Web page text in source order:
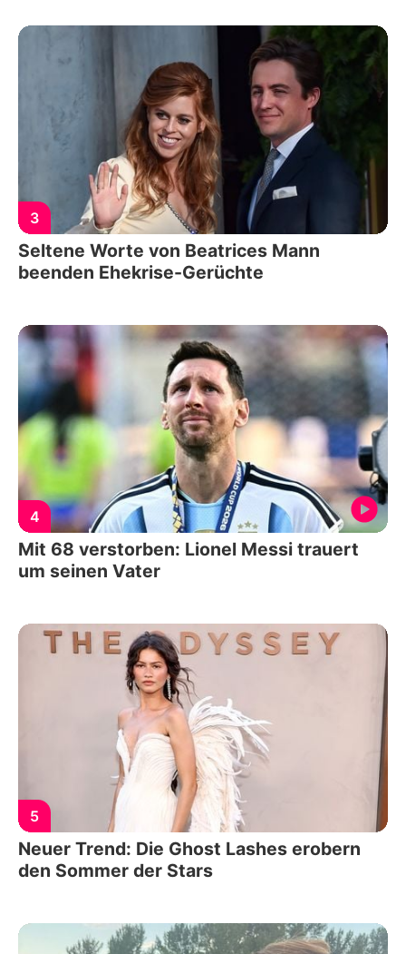
3
Seltene Worte von Beatrices Mann
beenden Ehekrise-Gerüchte
4
Mit 68 verstorben: Lionel Messi trauert
um seinen Vater
5
Neuer Trend: Die Ghost Lashes erobern
den Sommer der Stars